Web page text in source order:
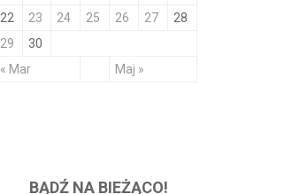
« Mar Maj »
22
23 24 25 26 27
28
29
30
BĄDŹ NA BIEŻĄCO!